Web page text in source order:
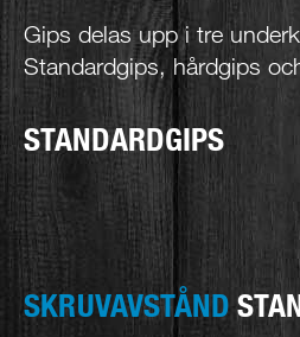
Gips delas upp i tre
Standardgips, hårdgips
STANDARDGIPS
SKRUVAVSTÅND